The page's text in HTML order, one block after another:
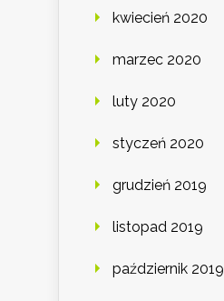
kwiecień 2020
marzec 2020
luty 2020
styczeń 2020
grudzień 2019
listopad 2019
październik 2019